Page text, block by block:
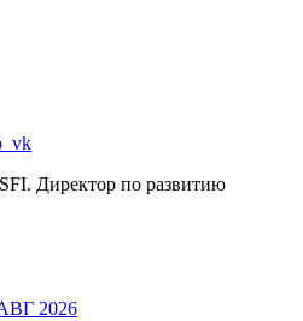
Директор по развитию
2026